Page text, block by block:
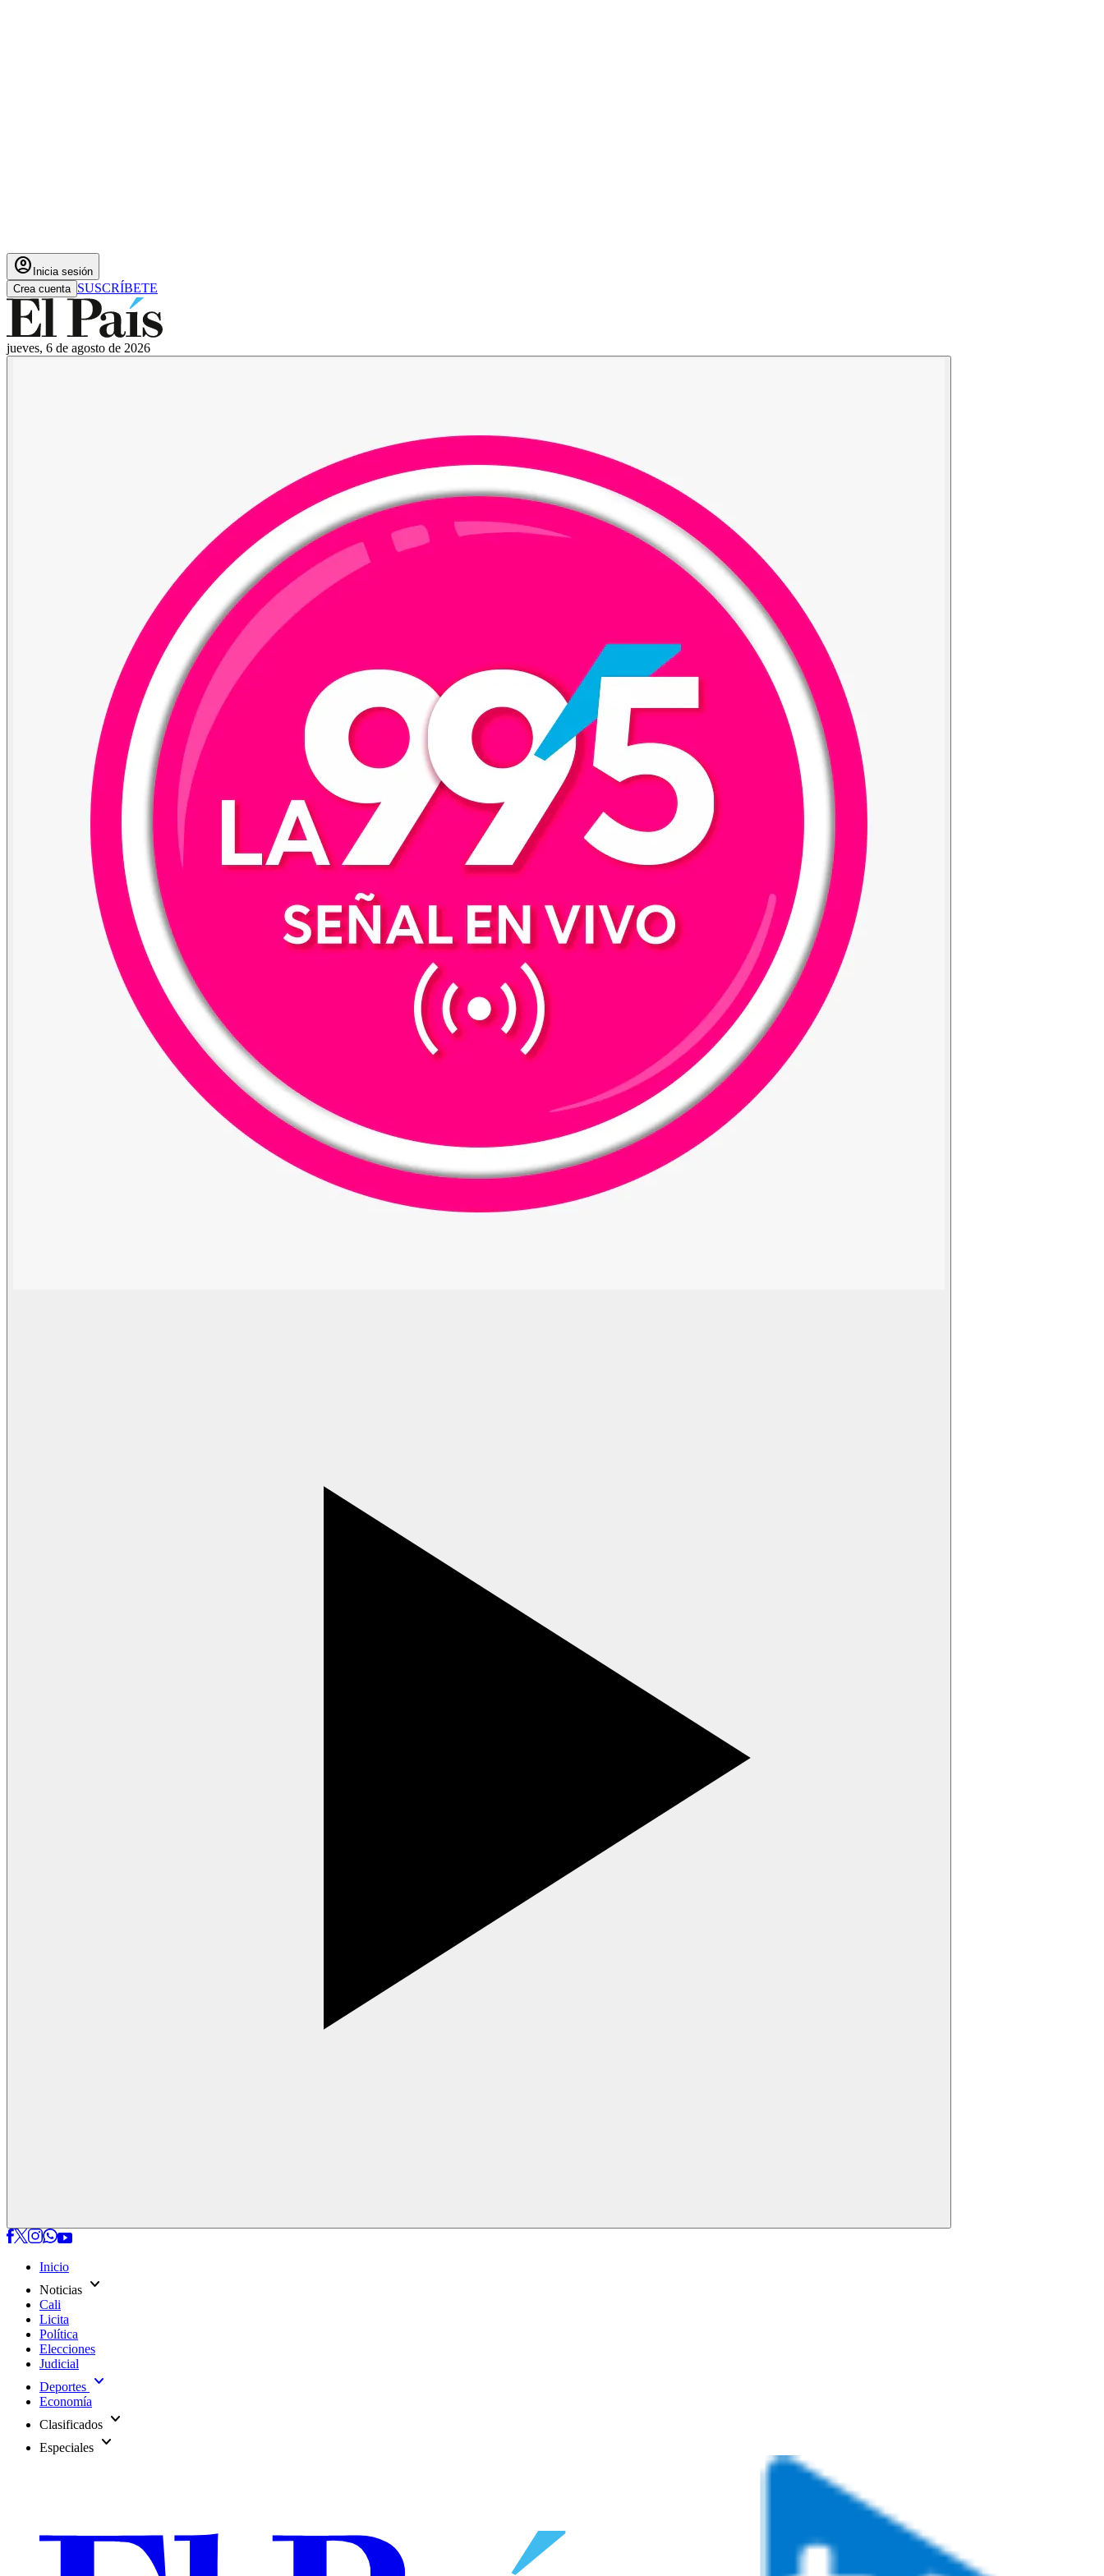
account_circle Inicia sesión
Crea cuenta SUSCRÍBETE
jueves, 6 de agosto de 2026
Inicio
Noticias expand_more
Cali
Licita
Política
Elecciones
Judicial
Deportes expand_more
Economía
Clasificados expand_more
Especiales expand_more